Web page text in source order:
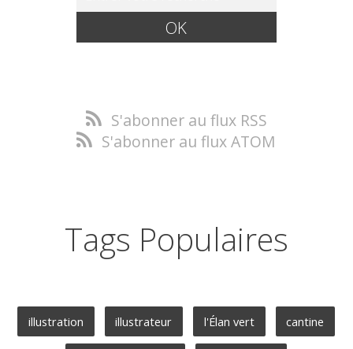
S'abonner au flux RSS
S'abonner au flux ATOM
Tags Populaires
illustration illustrateur l'Élan vert cantine